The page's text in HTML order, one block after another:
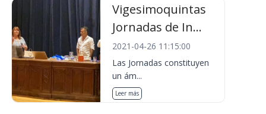
Vigesimoquintas
Jornadas de In...
2021-04-26 11:15:00
Las Jornadas constituyen
un ám...
Leer más